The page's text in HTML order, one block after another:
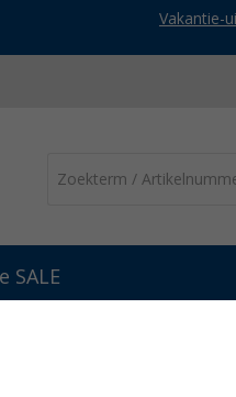
Vakantie-
SALE